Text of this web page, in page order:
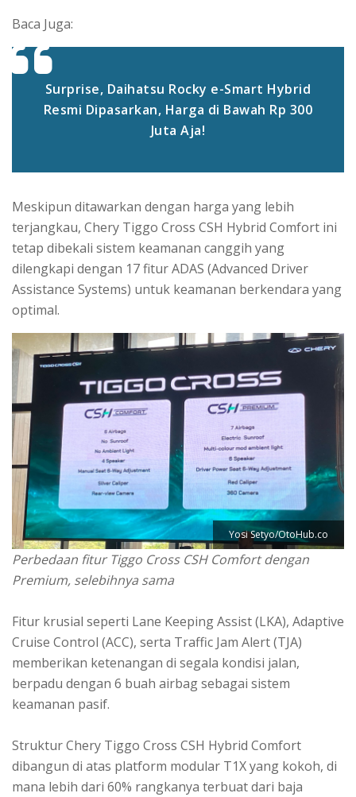
Baca Juga:
Surprise, Daihatsu Rocky e-Smart Hybrid
Resmi Dipasarkan, Harga di Bawah Rp 300
Juta Aja!
Meskipun ditawarkan dengan harga yang lebih
terjangkau, Chery Tiggo Cross CSH Hybrid Comfort ini
tetap dibekali sistem keamanan canggih yang
dilengkapi dengan 17 fitur ADAS (Advanced Driver
Assistance Systems) untuk keamanan berkendara yang
optimal.
Yosi Setyo/OtoHub.co
Perbedaan fitur Tiggo Cross CSH Comfort dengan
Premium, selebihnya sama
Fitur krusial seperti Lane Keeping Assist (LKA), Adaptive
Cruise Control (ACC), serta Traffic Jam Alert (TJA)
memberikan ketenangan di segala kondisi jalan,
berpadu dengan 6 buah airbag sebagai sistem
keamanan pasif.
Struktur Chery Tiggo Cross CSH Hybrid Comfort
dibangun di atas platform modular T1X yang kokoh, di
mana lebih dari 60% rangkanya terbuat dari baja